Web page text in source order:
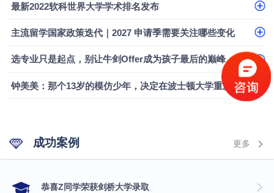
最新2022软科世界大学学术排名发布
主流留学国家政策迭代｜2027 申请季需要关注哪些变化
选专业只是起点，别让牛剑Offer成为孩子最后的巅峰
钟美美：那个13岁的模仿少年，决定在波士顿大学重新定义自己
成功案例 更多
​恭喜Z同学荣获剑桥大学录取